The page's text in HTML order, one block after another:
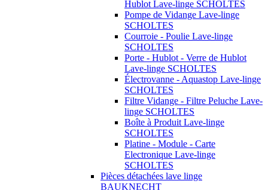
Hublot Lave-linge SCHOLTES
Pompe de Vidange Lave-linge
SCHOLTES
Courroie - Poulie Lave-linge
SCHOLTES
Porte - Hublot - Verre de Hublot
Lave-linge SCHOLTES
Électrovanne - Aquastop Lave-linge
SCHOLTES
Filtre Vidange - Filtre Peluche Lave-
linge SCHOLTES
Boîte à Produit Lave-linge
SCHOLTES
Platine - Module - Carte
Electronique Lave-linge
SCHOLTES
Pièces détachées lave linge
BAUKNECHT